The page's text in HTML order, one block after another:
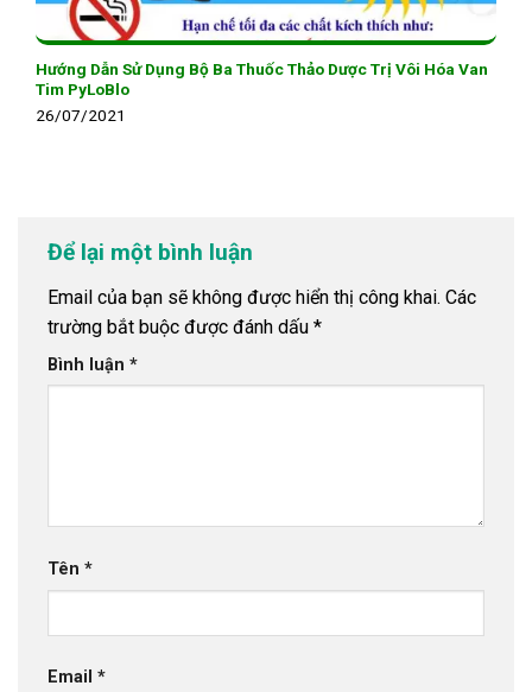
Hướng Dẫn Sử Dụng Bộ Ba Thuốc Thảo Dược Trị Vôi Hóa Van
Tim PyLoBlo
26/07/2021
Để lại một bình luận
Email của bạn sẽ không được hiển thị công khai. Các
trường bắt buộc được đánh dấu *
Bình luận *
Tên *
Email *